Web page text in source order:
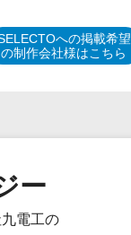
への掲載希望
の制作会社様はこちら
ー
電工の